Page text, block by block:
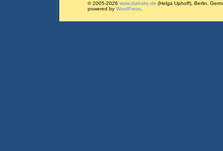
© 2005-2026 www.diabsite.de (Helga Uphoff), Berlin,
powered by WordPress.